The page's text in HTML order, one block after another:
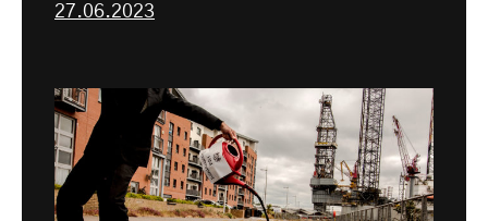
27.06.2023